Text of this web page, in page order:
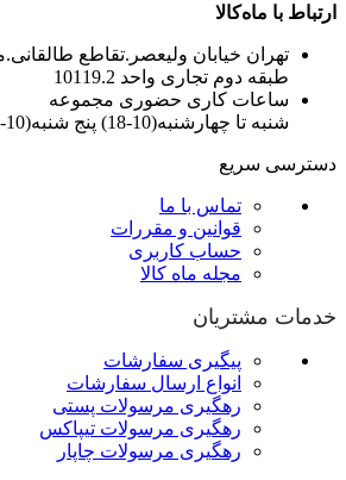
ارتباط با ماه‌کالا
تهران خیابان ولیعصر.تقاطع
طبقه دوم تجاری واحد 10119.2
ساعات کاری حضوری مجموعه
شنبه تا چهارشنبه(10-18) پنج شنبه(10-14)
دسترسی سریع
تماس با ما
قوانین و مقررات
حساب کاربری
مجله ماه کالا
خدمات مشتریان
پیگیری سفارشات
انواع ارسال سفارشات
رهگیری مرسولات پستی
رهگیری مرسولات تیپاکس
رهگیری مرسولات چاپار